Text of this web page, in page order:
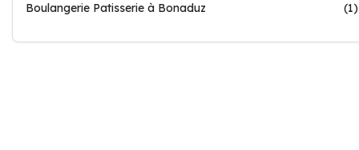
Boulangerie Patisserie à Bonaduz
(1)